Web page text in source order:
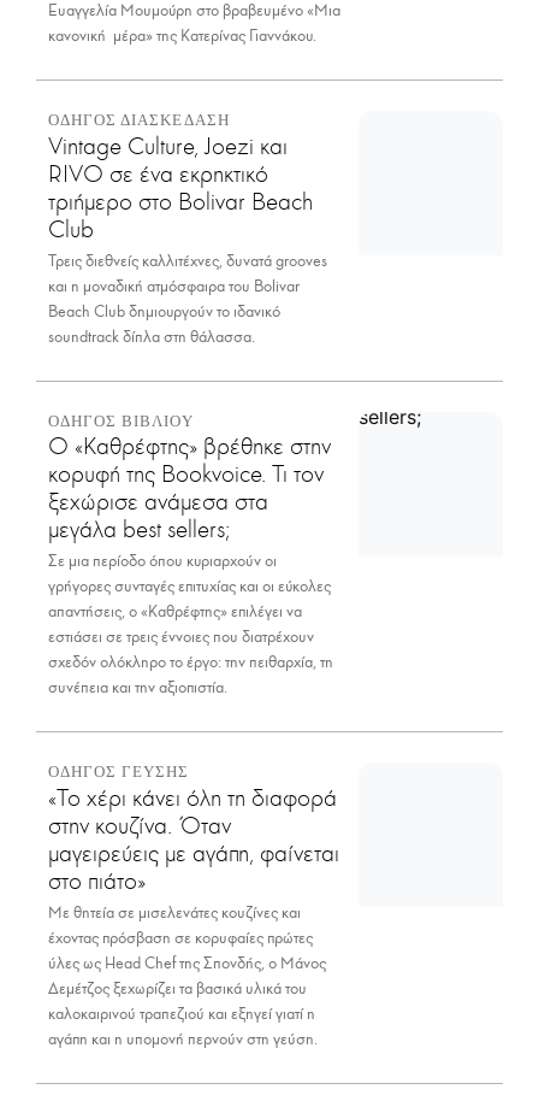
Ευαγγελία Μουμούρη στο βραβευμένο «Μια
κανονική μέρα» της Κατερίνας Γιαννάκου.
ΟΔΗΓΟΣ ΔΙΑΣΚΕΔΑΣΗ
Vintage Culture, Joezi και
RIVO σε ένα εκρηκτικό
τριήμερο στο Bolivar Beach
Club
Τρεις διεθνείς καλλιτέχνες, δυνατά grooves
και η μοναδική ατμόσφαιρα του Bolivar
Beach Club δημιουργούν το ιδανικό
soundtrack δίπλα στη θάλασσα.
ΟΔΗΓΟΣ ΒΙΒΛΙΟΥ
Ο «Καθρέφτης» βρέθηκε στην
κορυφή της Bookvoice. Τι τον
ξεχώρισε ανάμεσα στα
μεγάλα best sellers;
Σε μια περίοδο όπου κυριαρχούν οι
γρήγορες συνταγές επιτυχίας και οι εύκολες
απαντήσεις, ο «Καθρέφτης» επιλέγει να
εστιάσει σε τρεις έννοιες που διατρέχουν
σχεδόν ολόκληρο το έργο: την πειθαρχία, τη
συνέπεια και την αξιοπιστία.
ΟΔΗΓΟΣ ΓΕΥΣΗΣ
«Το χέρι κάνει όλη τη διαφορά
στην κουζίνα. Όταν
μαγειρεύεις με αγάπη, φαίνεται
στο πιάτο»
Με θητεία σε μισελενάτες κουζίνες και
έχοντας πρόσβαση σε κορυφαίες πρώτες
ύλες ως Head Chef της Σπονδής, ο Μάνος
Δεμέτζος ξεχωρίζει τα βασικά υλικά του
καλοκαιρινού τραπεζιού και εξηγεί γιατί η
αγάπη και η υπομονή περνούν στη γεύση.